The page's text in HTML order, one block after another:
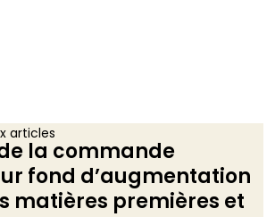
la commande
fond d’augmentation
matières premières et
articles